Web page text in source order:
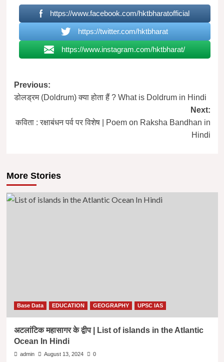
https://www.facebook.com/hktbharatofficial
https://twitter.com/hktbharat
https://www.instagram.com/hktbharat/
Post
navigation
Previous:
डोलड्रम (Doldrum) क्या होता हैं ? What is Doldrum in Hindi
Next:
कविता : रक्षाबंधन पर्व पर विशेष | Poem on Raksha Bandhan in
Hindi
More Stories
Base Data EDUCATION GEOGRAPHY UPSC IAS
अटलांटिक महासागर के द्वीप | List of islands in the Atlantic
Ocean In Hindi
admin August 13, 2024 0